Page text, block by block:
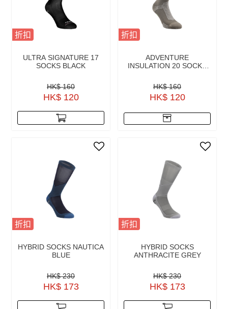
折扣
ULTRA SIGNATURE 17
SOCKS BLACK
HK$ 160
HK$ 120
折扣
ADVENTURE
INSULATION 20 SOCKS
HK$ 160
HK$ 120
折扣
HYBRID SOCKS NAUTICA
BLUE
HK$ 230
HK$ 173
折扣
HYBRID SOCKS
ANTHRACITE GREY
HK$ 230
HK$ 173